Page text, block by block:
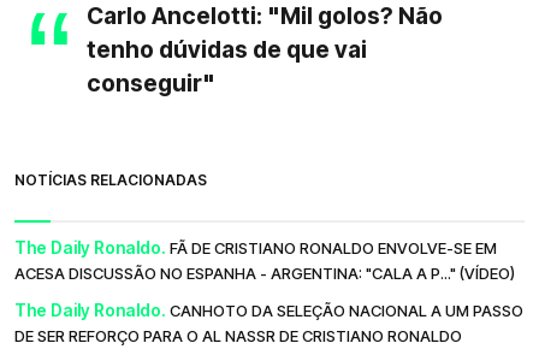
Carlo Ancelotti: "Mil golos? Não
tenho dúvidas de que vai
conseguir"
NOTÍCIAS RELACIONADAS
The Daily Ronaldo. FÃ DE CRISTIANO RONALDO ENVOLVE-SE EM
ACESA DISCUSSÃO NO ESPANHA - ARGENTINA: "CALA A P..." (VÍDEO)
The Daily Ronaldo. CANHOTO DA SELEÇÃO NACIONAL A UM PASSO
DE SER REFORÇO PARA O AL NASSR DE CRISTIANO RONALDO